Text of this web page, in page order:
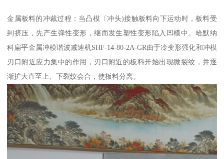
金属板料的冲裁过程：当凸模〔冲头)接触板料向下运动时，板料受
到挤压，先产生弹性变形，继而发生塑性变形陷入凹模中。哈默纳
科扁平金属冲模谐波减速机SHF-14-80-2A-GR由于冷变形强化和冲模
刃口附近应力集中的作用，刃口附近的板料开始出现微裂纹，并逐
渐扩大直至上、下裂纹会合，使板料分离。